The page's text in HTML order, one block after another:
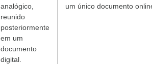
analógico,
reunido
posteriormente
em um
documento
digital.
um único documento